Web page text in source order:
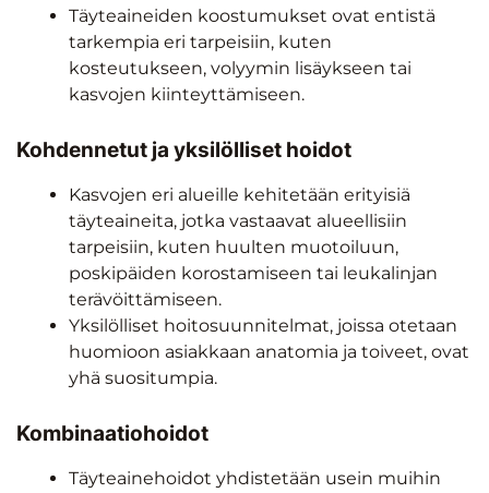
Täyteaineiden koostumukset ovat entistä
tarkempia eri tarpeisiin, kuten
kosteutukseen, volyymin lisäykseen tai
kasvojen kiinteyttämiseen.
Kohdennetut ja yksilölliset hoidot
Kasvojen eri alueille kehitetään erityisiä
täyteaineita, jotka vastaavat alueellisiin
tarpeisiin, kuten huulten muotoiluun,
poskipäiden korostamiseen tai leukalinjan
terävöittämiseen.
Yksilölliset hoitosuunnitelmat, joissa otetaan
huomioon asiakkaan anatomia ja toiveet, ovat
yhä suositumpia.
Kombinaatiohoidot
Täyteainehoidot yhdistetään usein muihin